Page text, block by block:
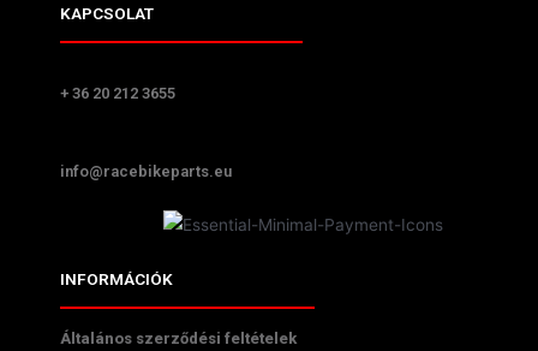
KAPCSOLAT
+ 36 20 212 3655
info@racebikeparts.eu
INFORMÁCIÓK
Általános szerződési feltételek